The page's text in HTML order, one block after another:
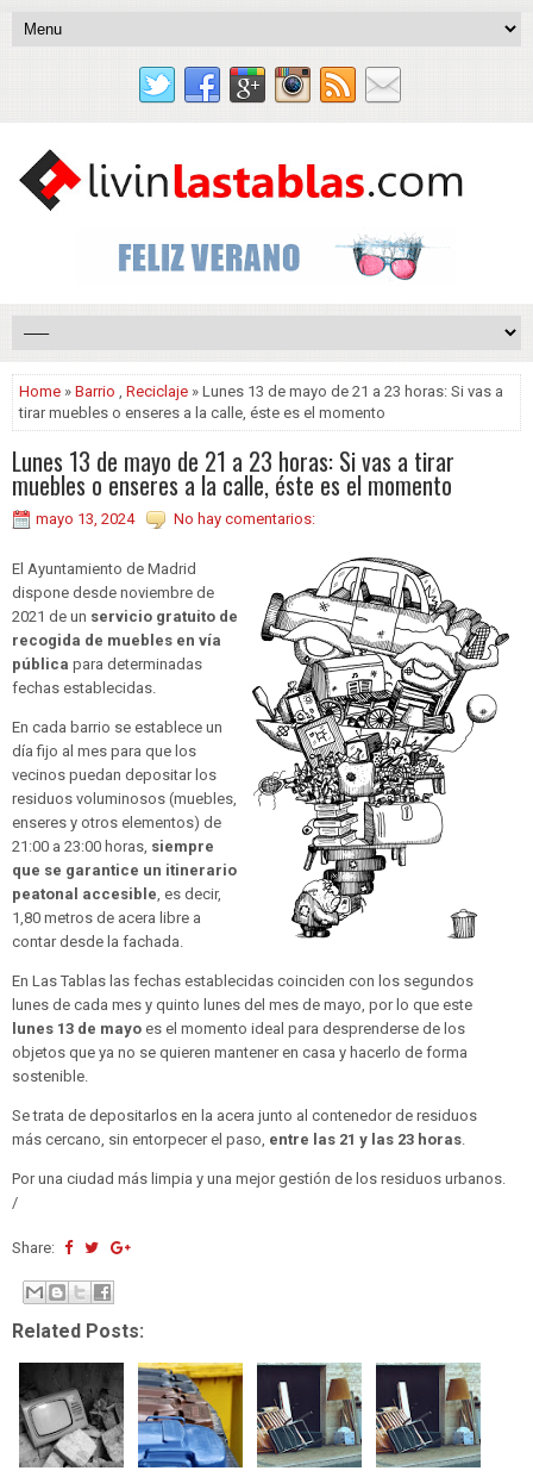
Home » Barrio , Reciclaje » Lunes 13 de mayo de 21 a 23 horas: Si vas a
tirar muebles o enseres a la calle, éste es el momento
Lunes 13 de mayo de 21 a 23 horas: Si vas a tirar
muebles o enseres a la calle, éste es el momento
mayo 13, 2024 No hay comentarios:
El Ayuntamiento de Madrid
dispone desde noviembre de
2021 de un servicio gratuito de
recogida de muebles en vía
pública para determinadas
fechas establecidas.
En cada barrio se establece un
día fijo al mes para que los
vecinos puedan depositar los
residuos voluminosos (muebles,
enseres y otros elementos) de
21:00 a 23:00 horas, siempre
que se garantice un itinerario
peatonal accesible, es decir,
1,80 metros de acera libre a
contar desde la fachada.
En Las Tablas las fechas establecidas coinciden con los segundos
lunes de cada mes y quinto lunes del mes de mayo, por lo que este
lunes 13 de mayo es el momento ideal para desprenderse de los
objetos que ya no se quieren mantener en casa y hacerlo de forma
sostenible.
Se trata de depositarlos en la acera junto al contenedor de residuos
más cercano, sin entorpecer el paso, entre las 21 y las 23 horas.
Por una ciudad más limpia y una mejor gestión de los residuos urbanos.
/
Share:
Related Posts: